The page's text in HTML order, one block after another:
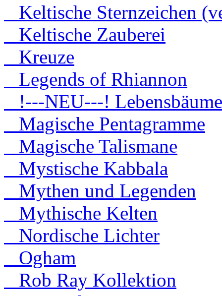
Keltische Sternzeichen
Keltische Zauberei
Kreuze
Legends of Rhiannon
!---NEU---! Lebensbäume
Magische Pentagramme
Magische Talismane
Mystische Kabbala
Mythen und Legenden
Mythische Kelten
Nordische Lichter
Ogham
Rob Ray Kollektion